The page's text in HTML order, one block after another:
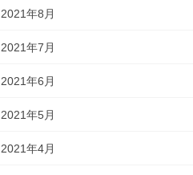
2021年8月
2021年7月
2021年6月
2021年5月
2021年4月